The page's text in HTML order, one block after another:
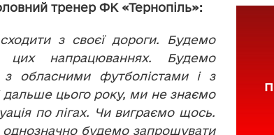
тренер ФК «Тернопіль»:
з своєї дороги. Будемо
напрацюваннях. Будемо
з обласними футболістами і з
дальше цього року, ми не знаємо
по лігах. Чи виграємо щось.
будемо запрошувати